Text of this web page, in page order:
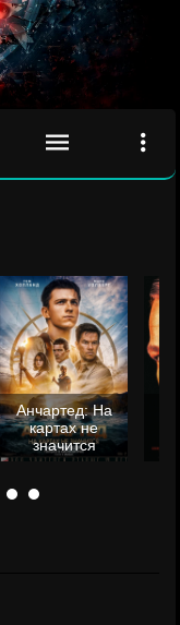
Анчартед: На
картах не
значится